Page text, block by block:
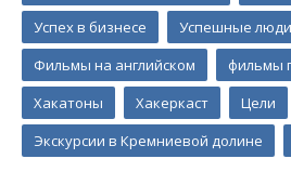
Успех в бизнесе
Успешные люди
Фильмы на английском
фильмы
Хакатоны
Хакеркаст Цели
Экскурсии в Кремниевой долине